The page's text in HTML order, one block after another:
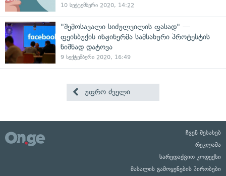
10 სექტემბერი 2020, 14:22
"შემოსავალი სიძულვილის ფასად" —
ფეისბუქის ინჟინერმა სამსახური პროტესტის
ნიშნად დატოვა
9 სექტემბერი 2020, 16:49
უფრო ძველი
ჩვენ შესახებ
რეკლამა
სარედაქციო კოდექსი
მასალის გამოყენების პირობები